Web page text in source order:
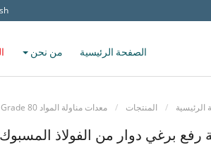
الصفحة الرئيسية من نحن
الرئيسية المنتجات معدات مناولة المواد Grade 80
رفع برغي دوار من الفولاذ المسبوك